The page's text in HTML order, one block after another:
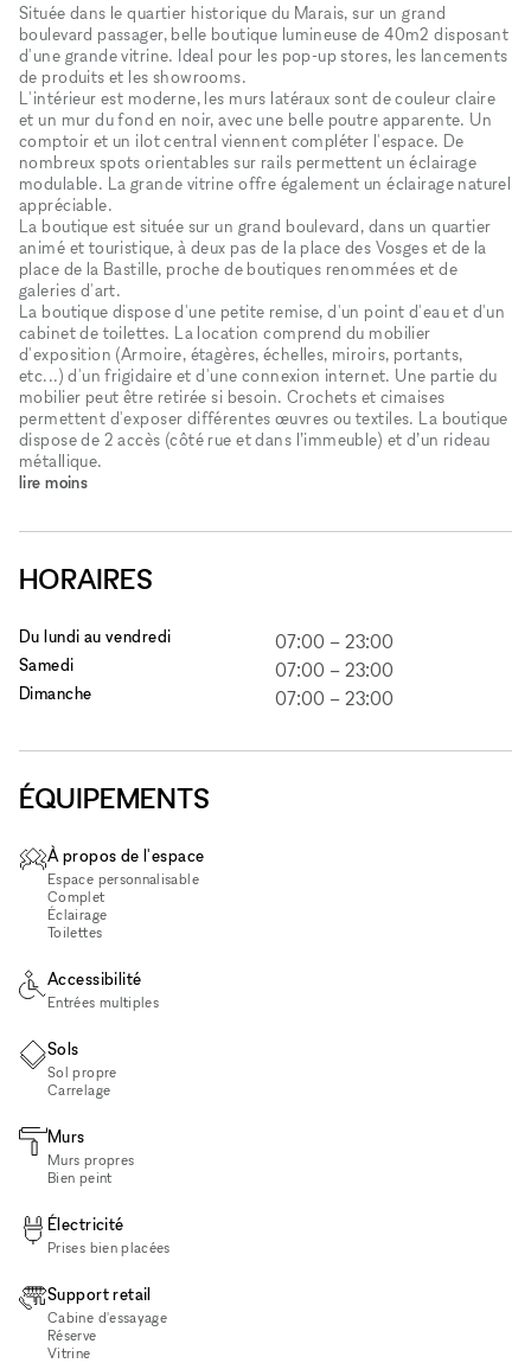
Située dans le quartier historique du Marais, sur un grand
boulevard passager, belle boutique lumineuse de 40m2 disposant
d'une grande vitrine. Ideal pour les pop-up stores, les lancements
de produits et les showrooms.
L'intérieur est moderne, les murs latéraux sont de couleur claire
et un mur du fond en noir, avec une belle poutre apparente. Un
comptoir et un ilot central viennent compléter l'espace. De
nombreux spots orientables sur rails permettent un éclairage
modulable. La grande vitrine offre également un éclairage naturel
appréciable.
La boutique est située sur un grand boulevard, dans un quartier
animé et touristique, à deux pas de la place des Vosges et de la
place de la Bastille, proche de boutiques renommées et de
galeries d'art.
La boutique dispose d'une petite remise, d'un point d'eau et d'un
cabinet de toilettes. La location comprend du mobilier
d'exposition (Armoire, étagères, échelles, miroirs, portants,
etc...) d'un frigidaire et d'une connexion internet. Une partie du
mobilier peut être retirée si besoin. Crochets et cimaises
permettent d'exposer différentes œuvres ou textiles. La boutique
dispose de 2 accès (côté rue et dans l’immeuble) et d’un rideau
métallique.
lire moins
HORAIRES
Du lundi au vendredi 07:00 – 23:00
Samedi 07:00 – 23:00
Dimanche 07:00 – 23:00
ÉQUIPEMENTS
À propos de l'espace
Espace personnalisable
Complet
Éclairage
Toilettes
Accessibilité
Entrées multiples
Sols
Sol propre
Carrelage
Murs
Murs propres
Bien peint
Électricité
Prises bien placées
Support retail
Cabine d'essayage
Réserve
Vitrine